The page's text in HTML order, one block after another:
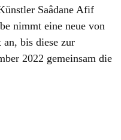
Saâdane Afif
nimmt eine neue von
an, bis diese zur
2022 gemeinsam die